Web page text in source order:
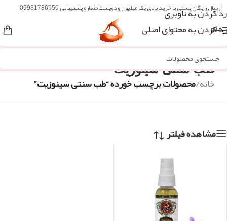
رد کردن به ناوبری
رد کردن به محتوای اصلی
ارسال رایگان پستی با خرید بالای یک میلیون و دویستشماره پشتیبانی 09981786950
منو
طب سنتی سینوزیت
خانه/محصولات برچسب خورده “طب سنتی سینوزیت”
مشاهده فیلتر